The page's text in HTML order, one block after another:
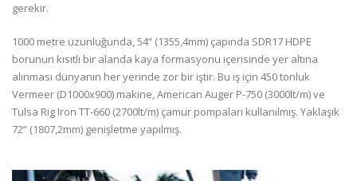
gerekir.
1000 metre uzunluğunda, 54” (1355,4mm) çapında SDR17 HDPE
borunun kısıtlı bir alanda kaya formasyonu içerisinde yer altına
alınması dünyanın her yerinde zor bir iştir. Bu iş için 450 tonluk
Vermeer (D1000x900) makine, American Auger P-750 (3000lt/m) ve
Tulsa Rig Iron TT-660 (2700lt/m) çamur pompaları kullanılmış. Yaklaşık
72” (1807,2mm) genişletme yapılmış.